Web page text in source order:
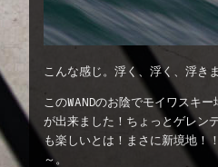
こんな感じ。浮く、浮く、浮き
このWANDのお陰でモイワスキ
が出来ました！ちょっとゲレン
も楽しいとは！まさに新境地！
～。